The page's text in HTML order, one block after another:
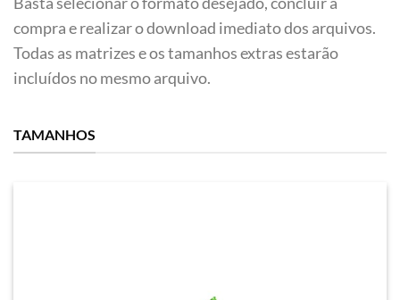
compra e realizar o download imediato dos arquivos.
Todas as matrizes e os tamanhos extras estarão
incluídos no mesmo arquivo.
TAMANHOS